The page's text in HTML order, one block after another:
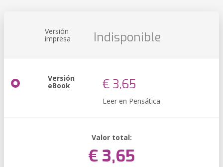
Versión
impresa Indisponible
Versión
eBook € 3,65
Leer en Pensática
Valor total:
€ 3,65